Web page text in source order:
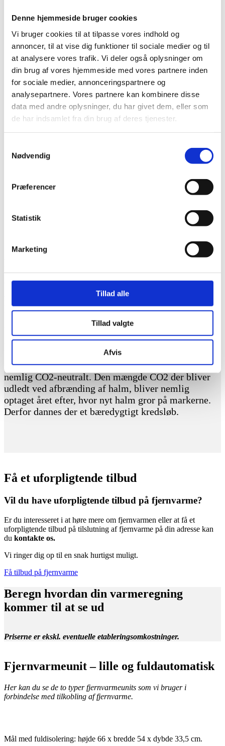
Denne hjemmeside bruger cookies
Vi bruger cookies til at tilpasse vores indhold og
annoncer, til at vise dig funktioner til sociale medier og til
at analysere vores trafik. Vi deler også oplysninger om
din brug af vores hjemmeside med vores partnere inden
for sociale medier, annonceringspartnere og
analysepartnere. Vores partnere kan kombinere disse
data med andre oplysninger, du har givet dem, eller som
de har indsamlet fra din brug af deres tjenester.
Nødvendig
Præferencer
Statistik
Marketing
Tillad alle
Tillad valgte
Afvis
Få stabil og grøn* fjernvarme i dit
hjem
Der er mange gode grunde til at vælge
fjernvarme som din varmekilde:
Fjernvarmen baseres blandt andet på halm fra
vedvarende energi* – et grønnere* alternativ til
kul, olie og naturgas med høj CO2-udledning.
SONFOR står for alt vedligehold og service, og du
behøver ikke frygte uforudsete udgifter til
fjernvarmeunit behøver du ikke at bekymre dig,
om at skulle udskifte den, når den er forældet.
Vores fjernvarmeunits er støjfrie i modsætning til
Dit nuværende fyr bliver erstattet af en lille
* Fjernvarmen betegnes som grøn og 100% vedvarende energi
Vores halmværk på Nordals fyrer med halm og
forsyner derfor Nordals med fjernvarme fra
klimavenlige kilder.
Fjernvarmeproduktionen er baseret på halm, og det
er godt for miljøet. I modsætning til fossile
brændsler som kul, olie og naturgas, der vejer tungt i
CO2-regnskabet, er biomassebaseret fjernvarme er
nemlig CO2-neutralt. Den mængde CO2 der bliver
udledt ved afbrænding af halm, bliver nemlig
optaget året efter, hvor nyt halm gror på markerne.
Derfor dannes der et bæredygtigt kredsløb.
Få et uforpligtende tilbud
Vil du have uforpligtende tilbud på fjernvarme?
Er du interesseret i at høre mere om fjernvarmen eller at få et
uforpligtende tilbud på tilslutning af fjernvarme på din adresse kan
du kontakte os.
Vi ringer dig op til en snak hurtigst muligt.
Få tilbud på fjernvarme
Beregn hvordan din varmeregning
kommer til at se ud
Priserne er ekskl. eventuelle etableringsomkostninger.
Fjernvarmeunit – lille og fuldautomatisk
Her kan du se de to typer fjernvarmeunits som vi bruger i
forbindelse med tilkobling af fjernvarme.
Mål med fuldisolering: højde 66 x bredde 54 x dybde 33,5 cm.